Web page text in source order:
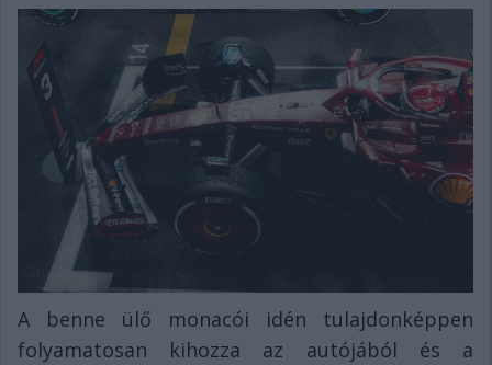
A benne ülő monacói idén tulajdonképpen
folyamatosan kihozza az autójából és a